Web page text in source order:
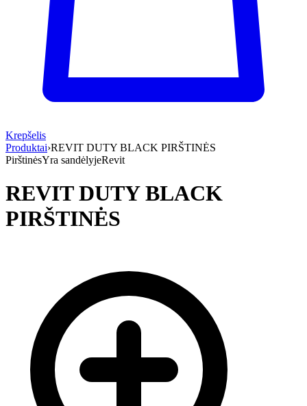
Krepšelis
Produktai›REVIT DUTY BLACK PIRŠTINĖS
PirštinėsYra sandėlyjeRevit
REVIT DUTY BLACK
PIRŠTINĖS